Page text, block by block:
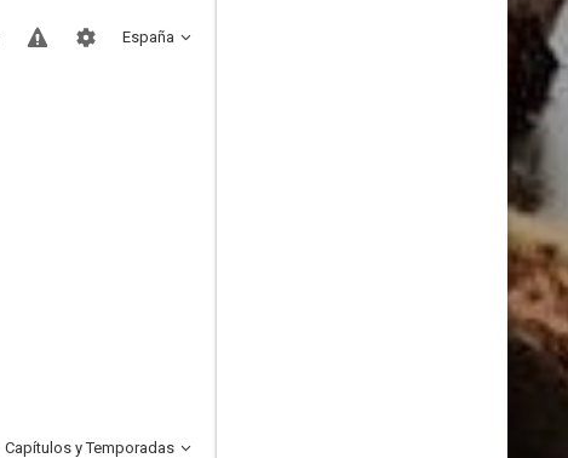
España
Capítulos y Temporadas